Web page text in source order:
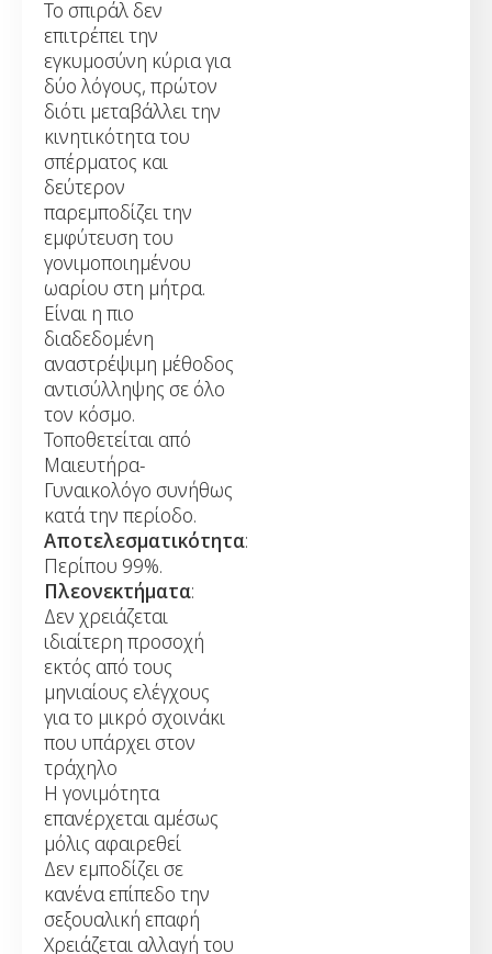
Το σπιράλ δεν
επιτρέπει την
εγκυμοσύνη κύρια για
δύο λόγους, πρώτον
διότι μεταβάλλει την
κινητικότητα του
σπέρματος και
δεύτερον
παρεμποδίζει την
εμφύτευση του
γονιμοποιημένου
ωαρίου στη μήτρα.
Είναι η πιο
διαδεδομένη
αναστρέψιμη μέθοδος
αντισύλληψης σε όλο
τον κόσμο.
Τοποθετείται από
Μαιευτήρα-
Γυναικολόγο συνήθως
κατά την περίοδο.
Αποτελεσματικότητα:
Περίπου 99%.
Πλεονεκτήματα:
Δεν χρειάζεται
ιδιαίτερη προσοχή
εκτός από τους
μηνιαίους ελέγχους
για το μικρό σχοινάκι
που υπάρχει στον
τράχηλο
Η γονιμότητα
επανέρχεται αμέσως
μόλις αφαιρεθεί
Δεν εμποδίζει σε
κανένα επίπεδο την
σεξουαλική επαφή
Χρειάζεται αλλαγή του